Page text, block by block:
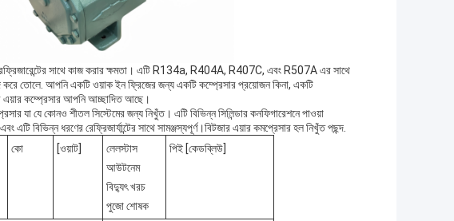
রেফ্রিজারেন্টের সাথে কাজ করার ক্ষমতা। এটি R134a, R404A, R407C, এবং R507A এর সাথে
করে তোলে. আপনি একটি ওয়াক ইন ফ্রিজের জন্য একটি কম্প্রেসার প্রয়োজন কিনা, একটি
এয়ার কম্প্রেসার আপনি আচ্ছাদিত আছে।
যা যে কোনও শীতল সিস্টেমের জন্য নিখুঁত। এটি বিভিন্ন সিলিন্ডার কনফিগারেশনে পাওয়া
বিভিন্ন ধরণের রেফ্রিজার্যান্টের সাথে সামঞ্জস্যপূর্ণ।বিটজার এয়ার কমপ্রেসার হল নিখুঁত পছন্দ.
কো [ওয়াট]
লেলস্টাস
আউটনেম
বিদ্যুৎ খরচ
পুজো শোষক
পিই [কেডব্লিউ]